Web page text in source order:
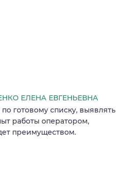
ЕЛЕНА ЕВГЕНЬЕВНА
готовому списку, выявлять
работы оператором,
преимуществом.